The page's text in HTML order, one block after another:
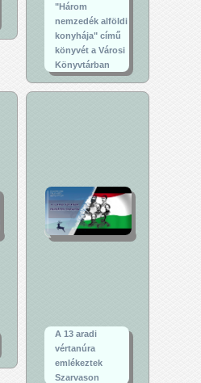
"Három
nemzedék alföldi
konyhája" című
könyvét a Városi
Könyvtárban
A 13 aradi
vértanúra
emlékeztek
Szarvason